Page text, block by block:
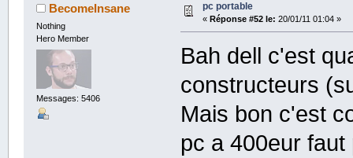
BecomeInsane
Nothing
Hero Member
Messages: 5406
pc portable
« Réponse #52 le: 20/01/11 01:04 »
Bah dell c'est
constructeurs
Mais bon c'est
pc a 400eur